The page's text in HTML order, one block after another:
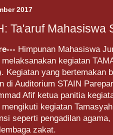
2017
Ta'aruf Mahasiswa
Himpunan Mahasiswa
kegiatan
Kegiatan yang bertemakan
di Auditorium STAIN
Afif ketua panitia
kegiatan
seperti pengadilan
zakat.